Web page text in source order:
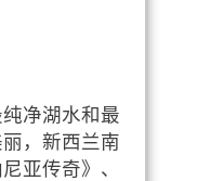
净湖水和最
，新西兰南
亚传奇》、